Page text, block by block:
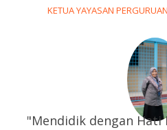
KETUA YAYASAN
"Mendidik dengan Hati